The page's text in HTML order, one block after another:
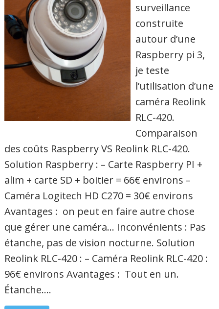
surveillance
construite
autour d’une
Raspberry pi 3,
je teste
l’utilisation d’une
caméra Reolink
RLC-420.
Comparaison
des coûts Raspberry VS Reolink RLC-420.
Solution Raspberry : – Carte Raspberry PI +
alim + carte SD + boitier = 66€ environs –
Caméra Logitech HD C270 = 30€ environs
Avantages : on peut en faire autre chose
que gérer une caméra… Inconvénients : Pas
étanche, pas de vision nocturne. Solution
Reolink RLC-420 : – Caméra Reolink RLC-420 :
96€ environs Avantages : Tout en un.
Étanche.…